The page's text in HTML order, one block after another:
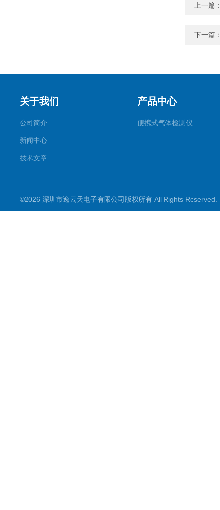
上一篇
下一篇
关于我们
公司简介
新闻中心
技术文章
产品中心
便携式气体检测仪
©2026 深圳市逸云天电子有限公司版权所有 All Rights